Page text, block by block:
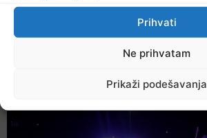
Prihvati
Ne prihvatam
Prikaži podešavanja
U TK povećan broj požara